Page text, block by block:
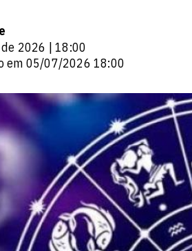
2026 | 18:00
em 05/07/2026 18:00